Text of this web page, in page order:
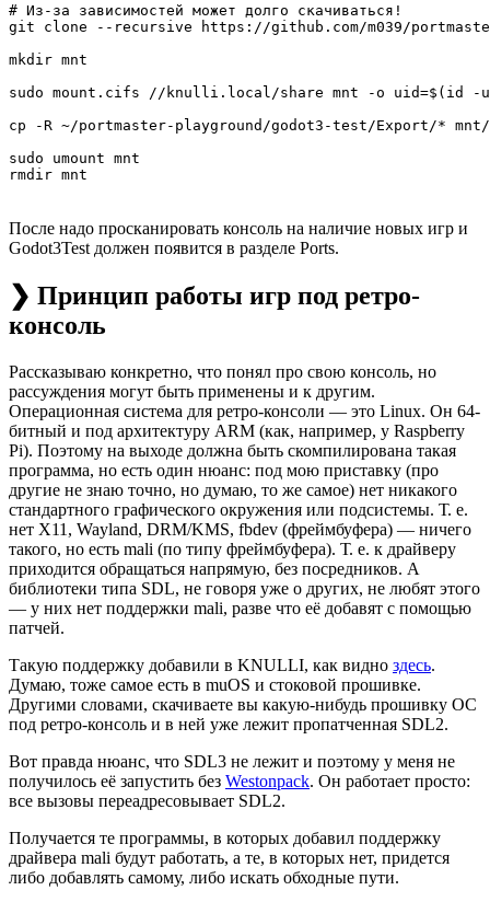
# Из-за зависимостей может долго скачиваться!
git clone --recursive https://github.com/m039/
mkdir mnt
sudo mount.cifs //knulli.local/share mnt -o uid=$(id -
cp -R ~/portmaster-playground/godot3-test/Export/*
sudo umount mnt
rmdir mnt
После надо просканировать консоль на наличие новых игр и
Godot3Test должен появится в разделе Ports.
❯ Принцип работы игр под ретро-
консоль
Рассказываю конкретно, что понял про свою консоль, но
рассуждения могут быть применены и к другим.
Операционная система для ретро-консоли — это Linux. Он 64-
битный и под архитектуру ARM (как, например, у Raspberry
Pi). Поэтому на выходе должна быть скомпилирована такая
программа, но есть один нюанс: под мою приставку (про
другие не знаю точно, но думаю, то же самое) нет никакого
стандартного графического окружения или подсистемы. Т. е.
нет X11, Wayland, DRM/KMS, fbdev (фреймбуфера) — ничего
такого, но есть mali (по типу фреймбуфера). Т. е. к драйверу
приходится обращаться напрямую, без посредников. А
библиотеки типа SDL, не говоря уже о других, не любят этого
— у них нет поддержки mali, разве что её добавят с помощью
патчей.
Такую поддержку добавили в KNULLI, как видно здесь.
Думаю, тоже самое есть в muOS и стоковой прошивке.
Другими словами, скачиваете вы какую-нибудь прошивку ОС
под ретро-консоль и в ней уже лежит пропатченная SDL2.
Вот правда нюанс, что SDL3 не лежит и поэтому у меня не
получилось её запустить без Westonpack. Он работает просто:
все вызовы переадресовывает SDL2.
Получается те программы, в которых добавил поддержку
драйвера mali будут работать, а те, в которых нет, придется
либо добавлять самому, либо искать обходные пути.